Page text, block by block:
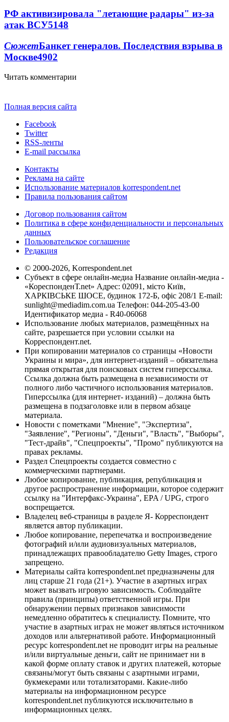
РФ активизировала "летающие радары" из-за
атак ВСУ5148
СюжетБанкет генералов. Последствия взрыва в
Москве4902
Читать комментарии
Полная версия сайта
Facebook
Twitter
RSS-ленты
E-mail рассылка
Контакты
Реклама на сайте
Использование материалов korrespondent.net
Правила пользования сайтом
Договор пользования сайтом
Политика в сфере конфиденциальности и персональных
данных
Пользовательское соглашение
Редакция
© 2000-2026, Korrespondent.net
Субъект в сфере онлайн-медиа Название онлайн-медиа -
«КореспонденТ.net» Адрес: 02091, місто Київ,
ХАРКІВСЬКЕ ШОСЕ, будинок 172-Б, офіс 208/1 E-mail:
sunlight@mediadim.com.ua Телефон: 044-205-43-00
Идентификатор медиа - R40-06068
Использование любых материалов, размещённых на
сайте, разрешается при условии ссылки на
Корреспондент.net.
При копировании материалов со страницы «Новости
Украины и мира», для интернет-изданий – обязательна
прямая открытая для поисковых систем гиперссылка.
Ссылка должна быть размещена в независимости от
полного либо частичного использования материалов.
Гиперссылка (для интернет- изданий) – должна быть
размещена в подзаголовке или в первом абзаце
материала.
Новости с пометками "Мнение", "Экспертиза",
"Заявление", "Регионы", "Деньги", "Власть", "Выборы",
"Тест-драйв", "Спецпроекты", "Промо" публикуются на
правах рекламы.
Раздел Спецпроекты создается совместно с
коммерческими партнерами.
Любое копирование, публикация, републикация и
другое распространение информации, которое содержит
ссылку на "Интерфакс-Украина", EPA / UPG, строго
воспрещается.
Владелец веб-страницы в разделе Я- Корреспондент
является автор публикации.
Любое копирование, перепечатка и воспроизведение
фотографий и/или аудиовизуальных материалов,
принадлежащих правообладателю Getty Images, строго
запрещено.
Материалы сайта korrespondent.net предназначены для
лиц старше 21 года (21+). Участие в азартных играх
может вызвать игровую зависимость. Соблюдайте
правила (принципы) ответственной игры. При
обнаружении первых признаков зависимости
немедленно обратитесь к специалисту. Помните, что
участие в азартных играх не может являться источником
доходов или альтернативой работе. Информационный
ресурс korrespondent.net не проводит игры на реальные
и/или виртуальные деньги, сайт не принимает ни в
какой форме оплату ставок и других платежей, которые
связаны/могут быть связаны с азартными играми,
букмекерами или тотализаторами. Какие-либо
материалы на информационном ресурсе
korrespondent.net публикуются исключительно в
информационных целях.